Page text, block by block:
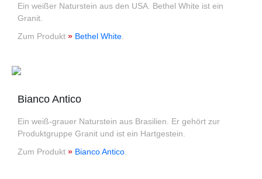
Ein weißer Naturstein aus den USA. Bethel White ist ein
Granit.
Zum Produkt » Bethel White
Bianco Antico
Ein weiß-grauer Naturstein aus Brasilien. Er gehört zur
Produktgruppe Granit und ist ein Hartgestein.
Zum Produkt » Bianco Antico